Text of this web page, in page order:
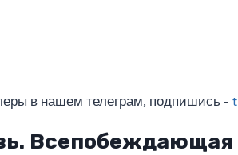
в нашем телеграм, подпишись -
Всепобеждающая